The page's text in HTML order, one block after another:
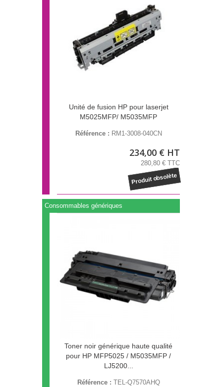
Unité de fusion HP pour laserjet
M5025MFP/ M5035MFP
Référence : RM1-3008-040CN
234,00 € HT
280,80 € TTC
Produit obsolète
Consommables génériques
Toner noir générique haute qualité
pour HP MFP5025 / M5035MFP /
LJ5200...
Référence : TEL-Q7570AHQ